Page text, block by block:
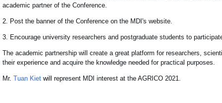
academic partner of the Conference.
2. Post the banner of the Conference on the MDI's website.
3. Encourage university researchers and postgraduate students to
The academic partnership will create a great platform for researchers,
their experience and acquire the knowledge needed for practical purposes.
Mr. Tuan Kiet will represent MDI interest at the AGRICO 2021.